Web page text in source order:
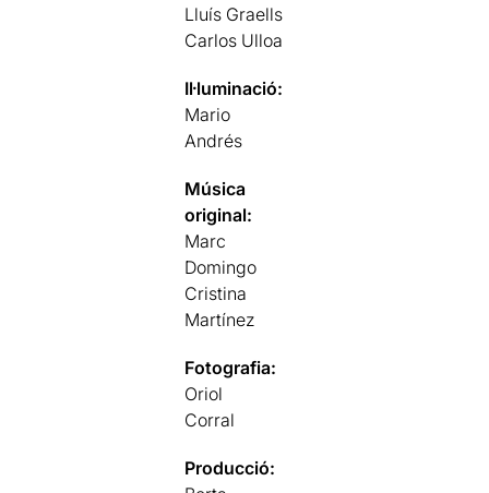
Lluís Graells
Carlos Ulloa
Il·luminació:
Mario
Andrés
Música
original:
Marc
Domingo
Cristina
Martínez
Fotografia:
Oriol
Corral
Producció: